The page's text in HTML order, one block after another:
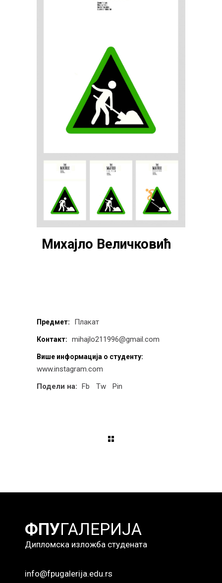
Михајло Величковић
Предмет: Плакат
Контакт: mihajlo211996@gmail.com
Више информација о студенту:
www.instagram.com
Подели на: Fb Tw Pin
ФПУГАЛЕРИЈА
Дипломска изложба студената
info@fpugalerija.edu.rs